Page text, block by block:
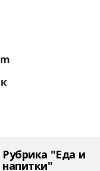
Рубрика "Еда и
напитки"